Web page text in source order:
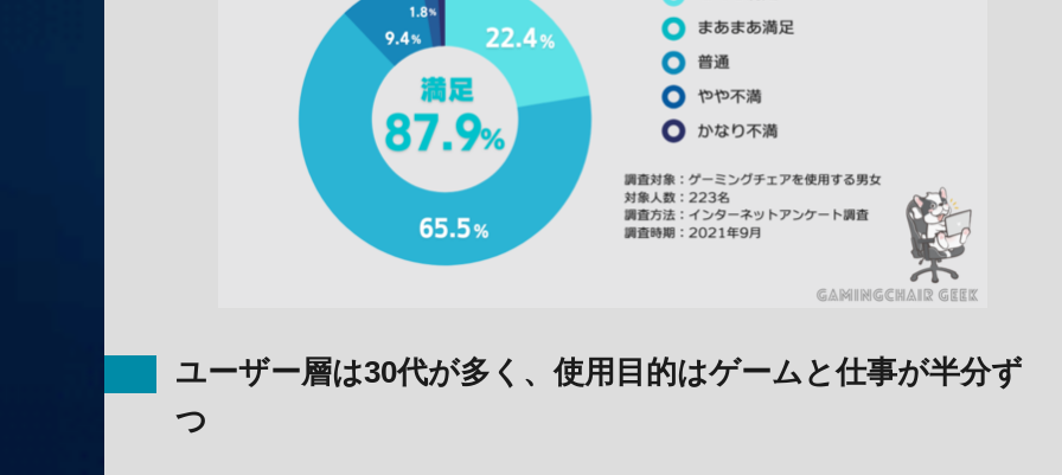
ユーザー層は30代が多く、使用目的はゲームと仕事が半分ず
つ